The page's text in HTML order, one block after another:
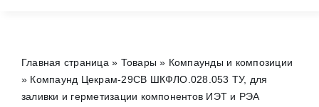
Главная страница » Товары » Компаунды и композиции
» Компаунд Цекрам-29СВ ШКФЛО.028.053 ТУ, для
заливки и герметизации компонентов ИЭТ и РЭА